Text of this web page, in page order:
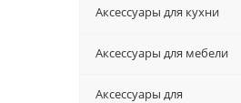
Аксессуары для кухни
Аксессуары для мебели
Аксессуары для